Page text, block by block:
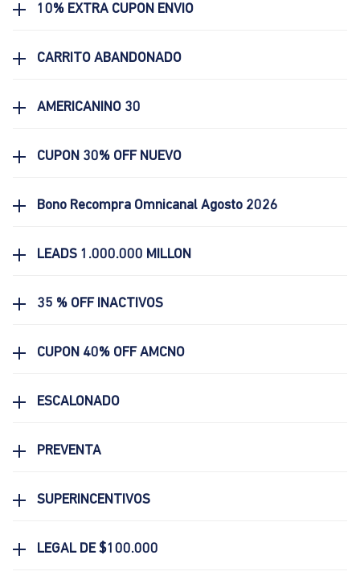
10% EXTRA CUPON ENVIO
CARRITO ABANDONADO
AMERICANINO 30
CUPON 30% OFF NUEVO
Bono Recompra Omnicanal Agosto 2026
LEADS 1.000.000 MILLON
35 % OFF INACTIVOS
CUPON 40% OFF AMCNO
ESCALONADO
PREVENTA
SUPERINCENTIVOS
LEGAL DE $100.000